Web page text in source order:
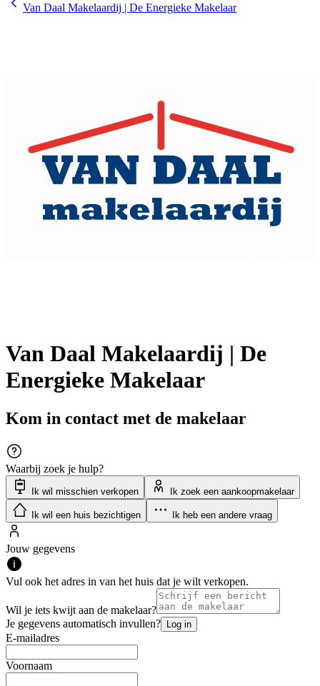
Van Daal Makelaardij | De Energieke Makelaar
Van Daal Makelaardij | De
Energieke Makelaar
Kom in contact met de makelaar
Waarbij zoek je hulp?
Ik wil misschien verkopen Ik zoek een aankoopmakelaar
Ik wil een huis bezichtigen Ik heb een andere vraag
Jouw gegevens
Vul ook het adres in van het huis dat je wilt verkopen.
Wil je iets kwijt aan de makelaar?
Je gegevens automatisch invullen? Log in
E-mailadres
Voornaam